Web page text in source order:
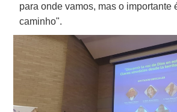
para onde vamos, mas o importante
caminho".